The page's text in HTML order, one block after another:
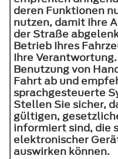
deren Funktionen
nutzen, damit Ihre
der Straße
Betrieb Ihres
Ihre
Benutzung von
Fahrt ab und
sprachgesteuerte
Stellen Sie sicher,
gültigen,
informiert sind, die
elektronischer
auswirken können.